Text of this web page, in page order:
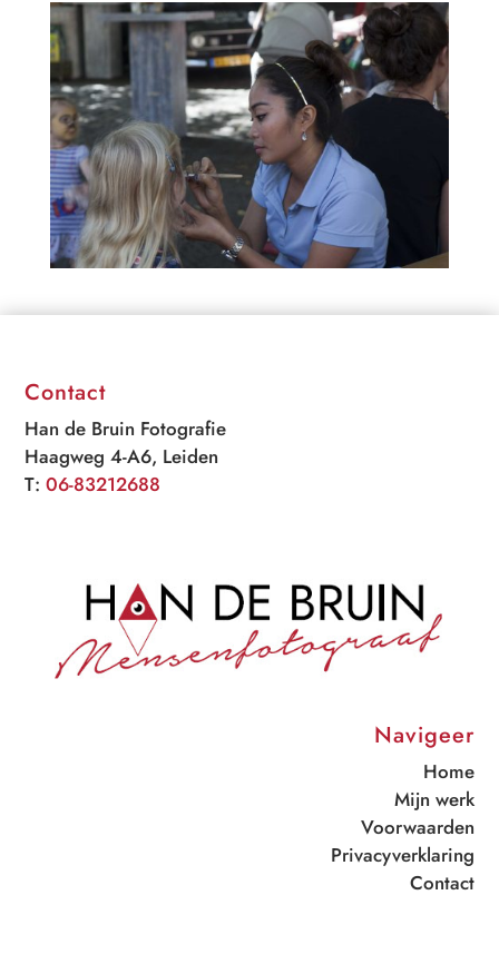
Contact
Han de Bruin Fotografie
Haagweg 4-A6, Leiden
T:06-83212688
Navigeer
Home
Mijn werk
Voorwaarden
Privacyverklaring
Contact